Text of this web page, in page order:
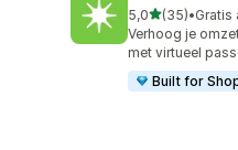
5,0van 5 sterren
(35)
35 recensies in
•Gratis
Verhoog je
met virtueel
Built for